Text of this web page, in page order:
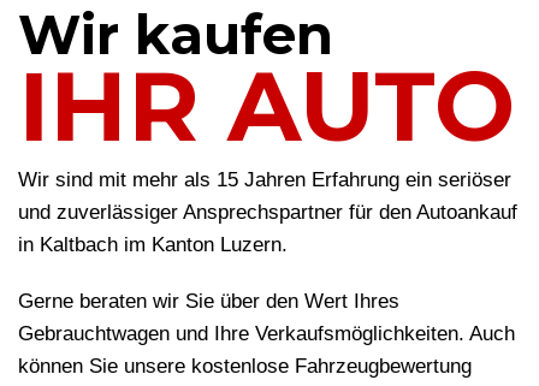
Wir kaufen
IHR AUTO
Wir sind mit mehr als 15 Jahren Erfahrung ein seriöser
und zuverlässiger Ansprechspartner für den Autoankauf
in Kaltbach im Kanton Luzern.
Gerne beraten wir Sie über den Wert Ihres
Gebrauchtwagen und Ihre Verkaufsmöglichkeiten. Auch
können Sie unsere kostenlose Fahrzeugbewertung